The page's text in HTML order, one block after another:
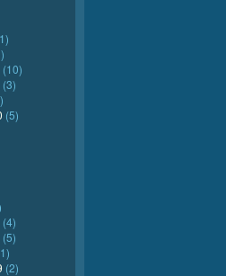
(10)
(3)
(5)
(4)
(5)
(2)